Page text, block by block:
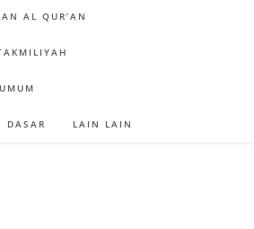
AL QUR’AN
DASAR LAIN LAIN